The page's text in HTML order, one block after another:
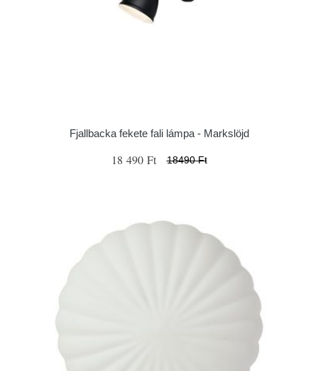
Fjallbacka fekete fali lámpa - Markslöjd
18 490 Ft 18490 Ft